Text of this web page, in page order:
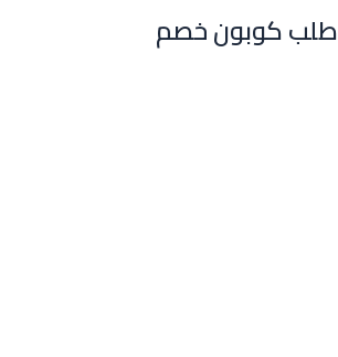
طلب كوبون خصم